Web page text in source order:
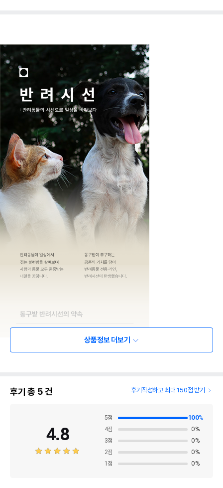
상품정보 더보기
후기 총 5건 후기작성하고 최대 150점 받기
4.8
5점 100%
4점 0%
3점 0%
2점 0%
1 점 0%